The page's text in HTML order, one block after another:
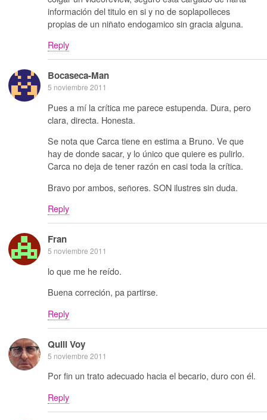
información del titulo en si y no de soplapolleces
propias de un niñato endogamico sin gracia alguna.
Reply
Bocaseca-Man
5 noviembre 2011
Pues a mí la crítica me parece estupenda. Dura, pero
clara, directa. Honesta.
Se nota que Carca tiene en estima a Bruno. Ve que
hay de donde sacar, y lo único que quiere es pulirlo.
Carca no deja de tener razón en casi toda la crítica.
Bravo por ambos, señores. SON ilustres sin duda.
Reply
Fran
5 noviembre 2011
lo que me he reído.
Buena correción, pa partirse.
Reply
Quill Voy
5 noviembre 2011
Por fin un trato adecuado hacia el becario, duro con él.
Reply